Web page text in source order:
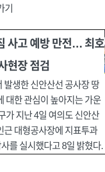
기
사고 예방 만전… 최호
현장 점검
발생한 신안산선 공사장 땅
대한 관심이 높아지는 가운
가 지난 4일 여의도 신안산
근 대형공사장에 지표투과
를 실시했다고 8일 밝혔다.